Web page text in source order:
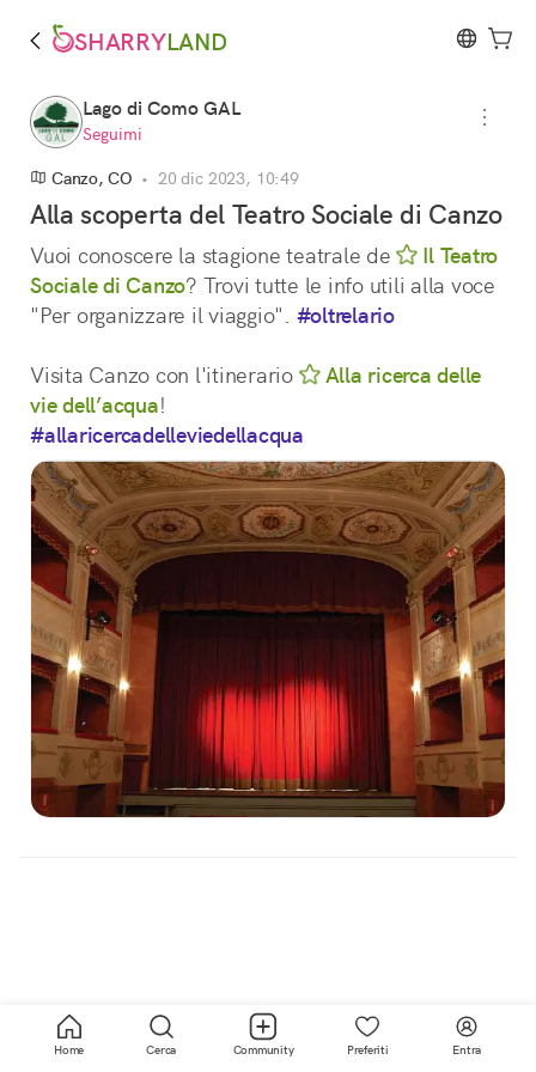
SHARRYLAND
Lago di Como GAL
Seguimi
Canzo, CO • 20 dic 2023, 10:49
Alla scoperta del Teatro Sociale di Canzo
Vuoi conoscere la stagione teatrale de
Il Teatro
Sociale di Canzo? Trovi tutte le info utili alla voce
"Per organizzare il viaggio". #oltrelario
Visita Canzo con l'itinerario
Alla ricerca delle
vie dell’acqua!
#allaricercadelleviedellacqua
Home Cerca Community Preferiti Entra